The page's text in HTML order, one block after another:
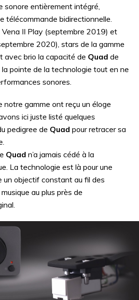
sonore entièrement intégré,
télécommande bidirectionnelle.
Vena II Play (septembre 2019) et
2020), stars de la gamme
avec brio la capacité de Quad de
pointe de la technologie tout en ne
sonores.
notre gamme ont reçu un éloge
ici juste listé quelques
pedigree de Quad pour retracer sa
Quad n’a jamais cédé à la
La technologie est là pour une
un objectif constant au fil des
au plus près de